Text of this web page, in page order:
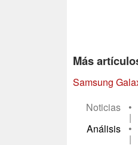
Más
Samsung
Noticias
•
|
Análisis
•
|